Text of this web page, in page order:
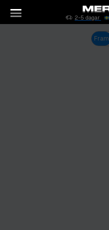
2-5 dagar
Fram